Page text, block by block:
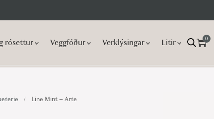
rósettur Veggfóður Verklýsingar Litir 0
/ Line Mint – Arte